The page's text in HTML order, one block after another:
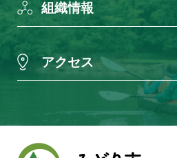
組織情報
アクセス